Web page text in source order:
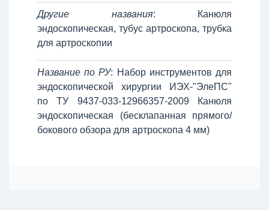
Другие названия: Канюля
эндоскопическая, тубус артроскопа, трубка
для артроскопии
Название по РУ: Набор инструментов для
эндоскопической хирургии ИЭХ-"ЭлеПС"
по ТУ 9437-033-12966357-2009 Канюля
эндоскопическая (бесклапанная прямого/
бокового обзора для артроскопа 4 мм)